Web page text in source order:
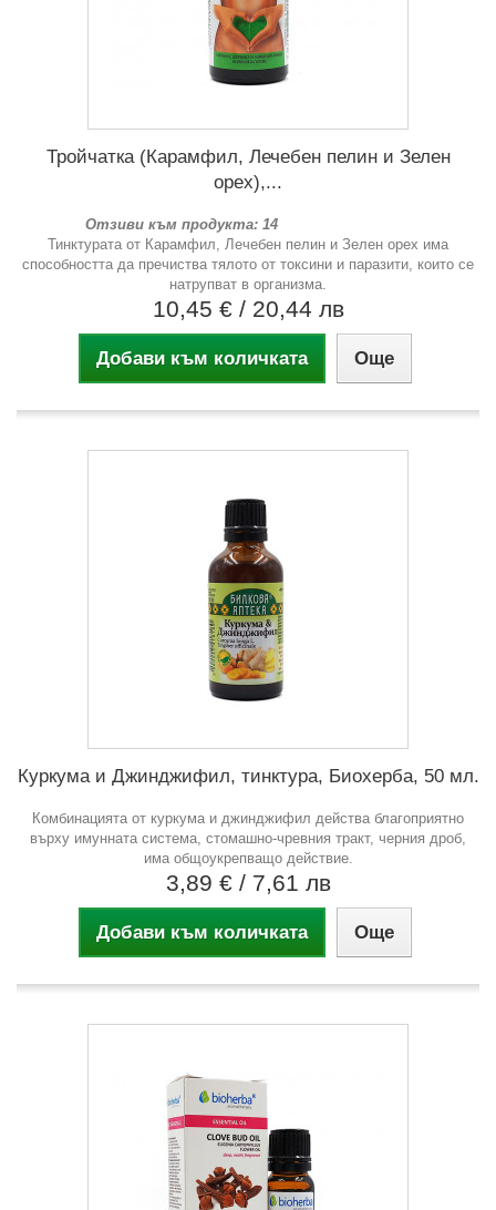
Тройчатка (Карамфил, Лечебен пелин и Зелен
орех),...
Отзиви към продукта: 14
Тинктурата от Карамфил, Лечебен пелин и Зелен орех има
способността да пречиства тялото от токсини и паразити, които се
натрупват в организма.
10,45 € / 20,44 лв
Добави към количката Още
Куркума и Джинджифил, тинктура, Биохерба, 50 мл.
Комбинацията от куркума и джинджифил действа благоприятно
върху имунната система, стомашно-чревния тракт, черния дроб,
има общоукрепващо действие.
3,89 € / 7,61 лв
Добави към количката Още